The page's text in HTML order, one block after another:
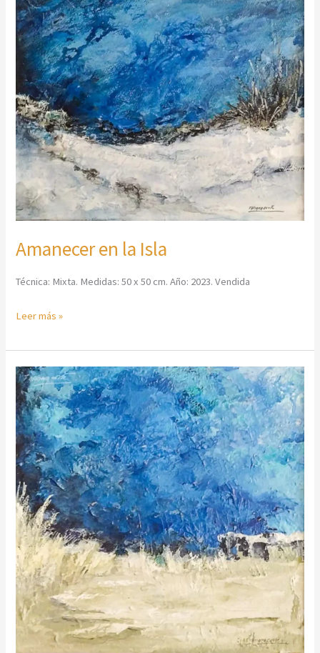
Amanecer en la Isla
Técnica: Mixta. Medidas: 50 x 50 cm. Año: 2023. Vendida
Leer más »
Arenal